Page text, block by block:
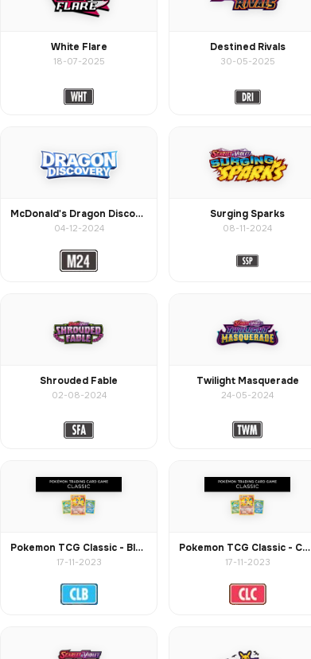
White Flare
18-07-2025
Destined Rivals
30-05-2025
McDonald's Dragon Discovery 2024
04-12-2024
Surging Sparks
08-11-2024
Shrouded Fable
02-08-2024
Twilight Masquerade
24-05-2024
Pokemon TCG Classic - Blastoise
17-11-2023
Pokemon TCG Classic - Charizard
17-11-2023